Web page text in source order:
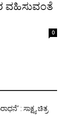
ವಹಿಸುವಂತೆ
0
: ಸಾಕ್ಷ್ಯ ಚಿತ್ರ